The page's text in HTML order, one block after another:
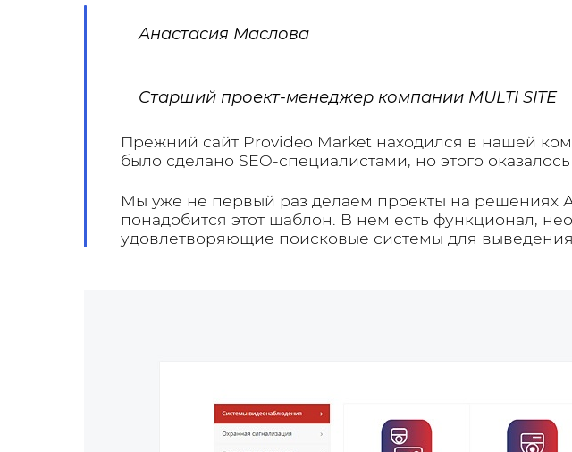
Анастасия Маслова
Cтарший проект-менеджер компании MULTI SITE
Прежний сайт Provideo Market находился в нашей
было сделано SEO-специалистами, но этого
Мы уже не первый раз делаем проекты на решениях
понадобится этот шаблон. В нем есть функционал,
удовлетворяющие поисковые системы для